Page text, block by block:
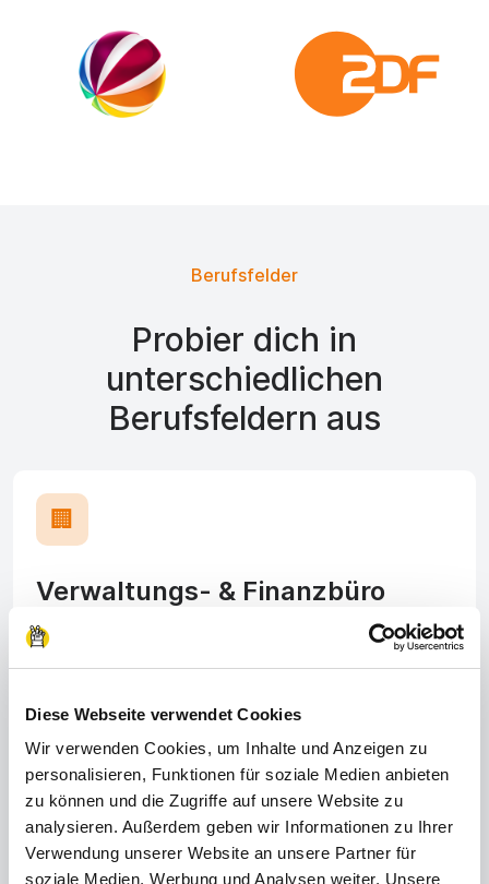
Diese Webseite verwendet Cookies
Wir verwenden Cookies, um Inhalte und Anzeigen zu
personalisieren, Funktionen für soziale Medien anbieten
zu können und die Zugriffe auf unsere Website zu
analysieren. Außerdem geben wir Informationen zu Ihrer
Verwendung unserer Website an unsere Partner für
soziale Medien, Werbung und Analysen weiter. Unsere
Berufsfelder
Probier dich in
unterschiedlichen
Berufsfeldern aus
🏢
Verwaltungs- & Finanzbüro
Organisiere und koordiniere Prozesse und Aufgaben
im Unternehmen, sodass alle Abläufe reibungslos
🔧